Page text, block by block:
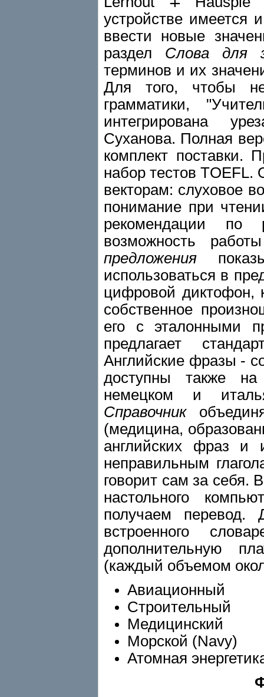
устройстве имеется
ввести новые
раздел Слова для
терминов и их
Для того, чтобы
грамматики,
интегрирована
Суханова. Полная
комплект поставки.
набор тестов
векторам: слуховое
понимание при
рекомендации по
возможность
предложения
использоваться в
цифровой диктофон,
собственное
его с эталонными
предлагает
Английские фразы -
доступны также на
немецком и
Справочник
(медицина,
английских фраз и
неправильным
говорит сам за себя.
настольного
получаем перевод.
встроенного
дополнительную
(каждый объемом
Авиационный
Строительный
Медицинский
Морской (Navy)
Атомная